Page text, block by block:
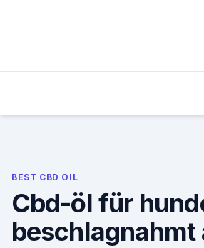
BEST CBD OIL
Cbd-öl für
beschlagnahmt